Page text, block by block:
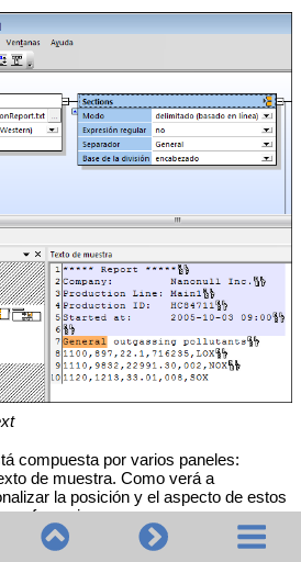
compuesta por varios paneles:
de muestra. Como verá a
la posición y el aspecto de estos
preferencias.